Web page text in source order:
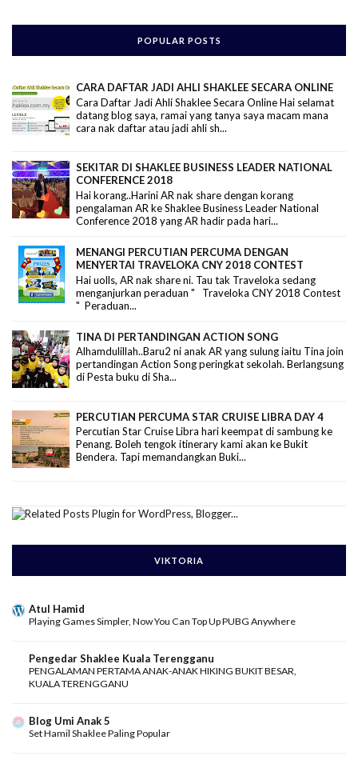
POPULAR POSTS
CARA DAFTAR JADI AHLI SHAKLEE SECARA ONLINE
Cara Daftar Jadi Ahli Shaklee Secara Online Hai selamat
datang blog saya, ramai yang tanya saya macam mana
cara nak daftar atau jadi ahli sh...
SEKITAR DI SHAKLEE BUSINESS LEADER NATIONAL
CONFERENCE 2018
Hai korang..Harini AR nak share dengan korang
pengalaman AR ke Shaklee Business Leader National
Conference 2018 yang AR hadir pada hari...
MENANGI PERCUTIAN PERCUMA DENGAN
MENYERTAI TRAVELOKA CNY 2018 CONTEST
Hai uolls, AR nak share ni. Tau tak Traveloka sedang
menganjurkan peraduan " Traveloka CNY 2018 Contest
" Peraduan...
TINA DI PERTANDINGAN ACTION SONG
Alhamdulillah..Baru2 ni anak AR yang sulung iaitu Tina join
pertandingan Action Song peringkat sekolah. Berlangsung
di Pesta buku di Sha...
PERCUTIAN PERCUMA STAR CRUISE LIBRA DAY 4
Percutian Star Cruise Libra hari keempat di sambung ke
Penang. Boleh tengok itinerary kami akan ke Bukit
Bendera. Tapi memandangkan Buki...
VIKTORIA
Atul Hamid
Playing Games Simpler, Now You Can Top Up PUBG Anywhere
Pengedar Shaklee Kuala Terengganu
PENGALAMAN PERTAMA ANAK-ANAK HIKING BUKIT BESAR,
KUALA TERENGGANU
Blog Umi Anak 5
Set Hamil Shaklee Paling Popular